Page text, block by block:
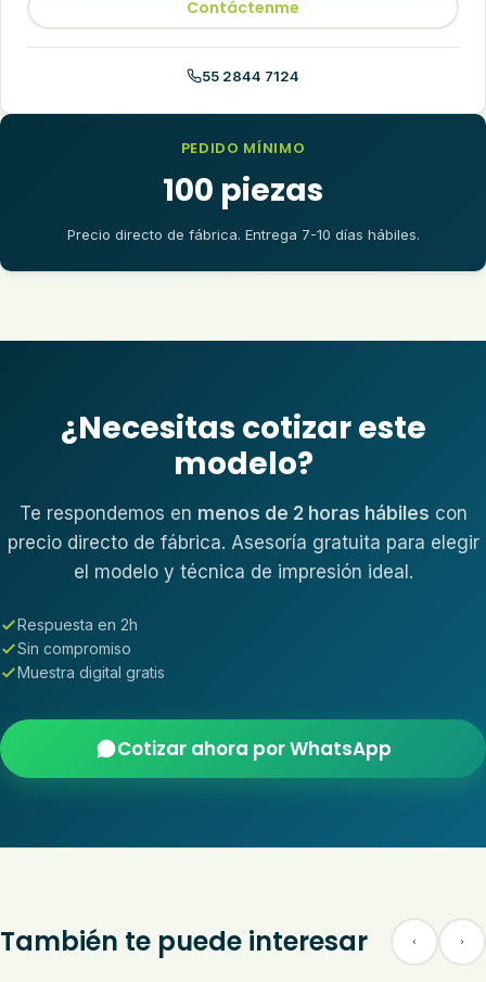
Contáctenme
55 2844 7124
PEDIDO MÍNIMO
100 piezas
Precio directo de fábrica. Entrega 7-10 días hábiles.
¿Necesitas cotizar este
modelo?
Te respondemos en menos de 2 horas hábiles con
precio directo de fábrica. Asesoría gratuita para elegir
el modelo y técnica de impresión ideal.
Respuesta en 2h
Sin compromiso
Muestra digital gratis
Cotizar ahora por WhatsApp
También te puede interesar